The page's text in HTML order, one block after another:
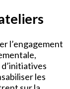
l’engagement
les